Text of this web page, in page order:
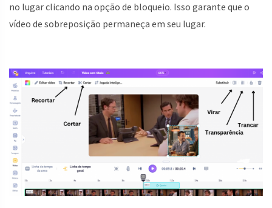
no lugar clicando na opção de bloqueio. Isso garante que o
vídeo de sobreposição permaneça em seu lugar.